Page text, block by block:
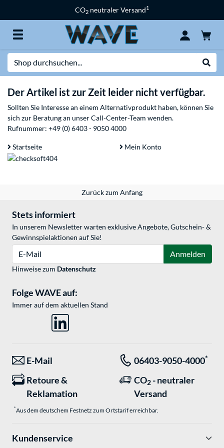
CO2 neutraler Versand1
Der Artikel ist zur Zeit leider nicht verfügbar.
Sollten Sie Interesse an einem Alternativprodukt haben, können Sie
sich zur Beratung an unser Call-Center-Team wenden.
Rufnummer: +49 (0) 6403 - 9050 4000
Startseite Mein Konto
Zurück zum Anfang
Stets informiert
In unserem Newsletter warten exklusive Angebote, Gutschein- &
Gewinnspielaktionen auf Sie!
Anmelden
Hinweise zum Datenschutz
Folge WAVE auf:
Immer auf dem aktuellen Stand
E-Mail 06403-9050-4000*
Retoure &
Reklamation
CO2 - neutraler
Versand
*Aus dem deutschem Festnetz zum Ortstarif erreichbar.
Kundenservice